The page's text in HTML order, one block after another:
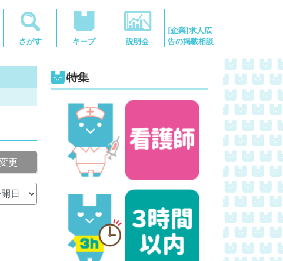
さがす キープ 説明会
[企業]求人広
告の掲載相談
更
特集